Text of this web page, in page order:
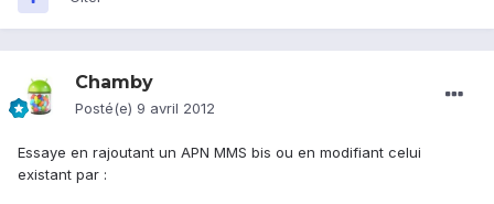
Chamby
Posté(e) 9 avril 2012
Essaye en rajoutant un APN MMS bis ou en modifiant celui
existant par :